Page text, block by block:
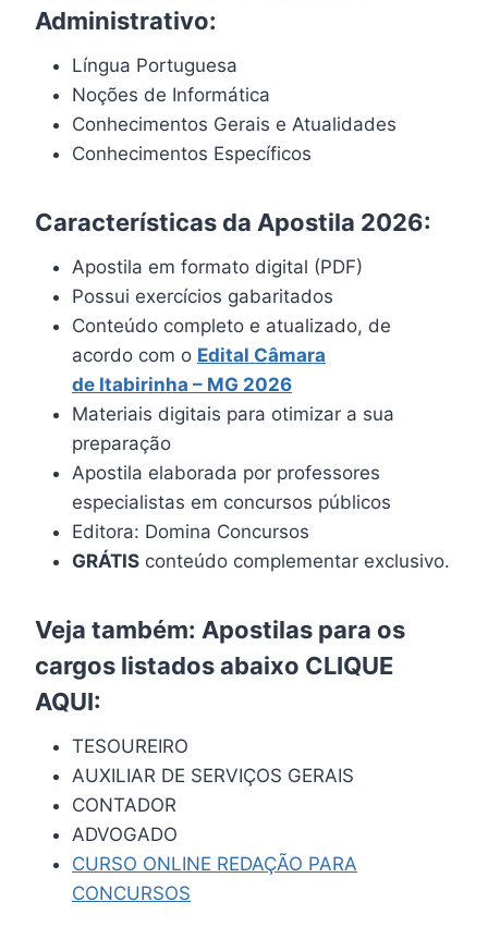
Administrativo:
Língua Portuguesa
Noções de Informática
Conhecimentos Gerais e Atualidades
Conhecimentos Específicos
Características da Apostila 2026:
Apostila em formato digital (PDF)
Possui exercícios gabaritados
Conteúdo completo e atualizado, de
acordo com o Edital Câmara
de Itabirinha – MG 2026
Materiais digitais para otimizar a sua
preparação
Apostila elaborada por professores
especialistas em concursos públicos
Editora: Domina Concursos
GRÁTIS conteúdo complementar exclusivo.
Veja também: Apostilas para os
cargos listados abaixo CLIQUE
AQUI:
TESOUREIRO
AUXILIAR DE SERVIÇOS GERAIS
CONTADOR
ADVOGADO
CURSO ONLINE REDAÇÃO PARA
CONCURSOS